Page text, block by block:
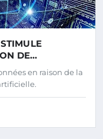
DE
en raison de la